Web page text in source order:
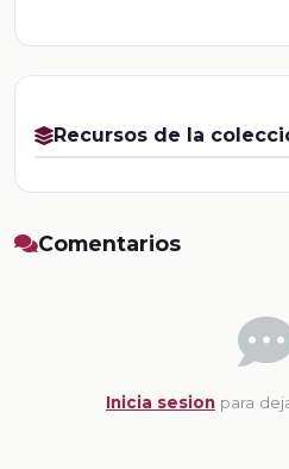
Recursos de la
Comentarios
Inicia sesion para